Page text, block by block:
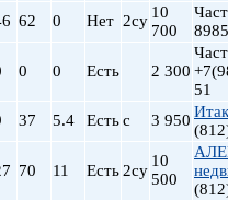
Деревня
62 0 Нет 2су 10
700
0 0 Есть 2 300
51
37 5.4 Естьс 3 950
70 11 Есть 2су
10
500